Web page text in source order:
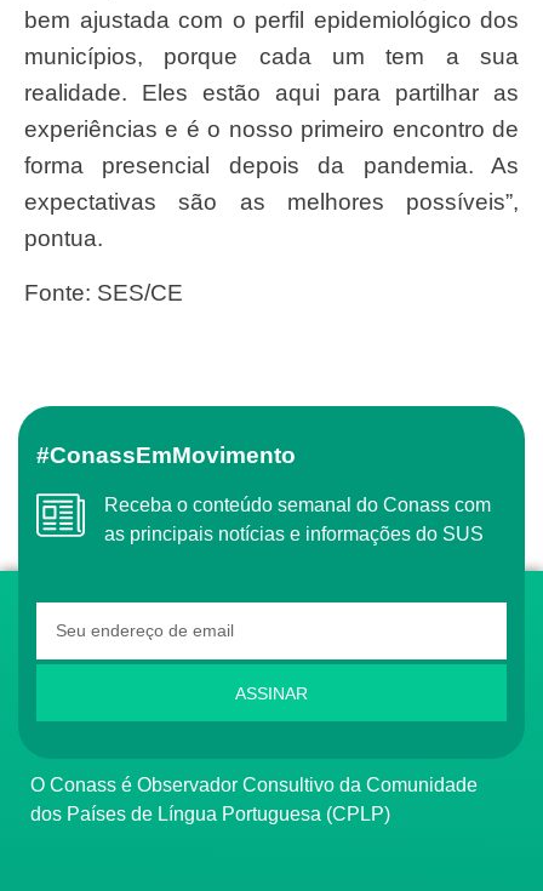
bem ajustada com o perfil epidemiológico dos
municípios, porque cada um tem a sua
realidade. Eles estão aqui para partilhar as
experiências e é o nosso primeiro encontro de
forma presencial depois da pandemia. As
expectativas são as melhores possíveis”,
pontua.
Fonte: SES/CE
#ConassEmMovimento
Receba o conteúdo semanal do Conass com
as principais notícias e informações do SUS
ASSINAR
O Conass é Observador Consultivo da Comunidade
dos Países de Língua Portuguesa (CPLP)